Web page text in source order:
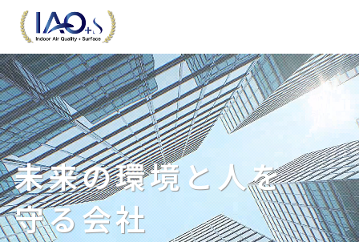
未来の環境と人を
守る会社